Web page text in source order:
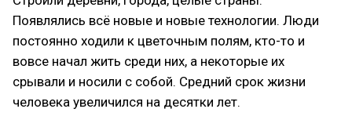
Появлялись всё новые и новые технологии. Люди
постоянно ходили к цветочным полям, кто-то и
вовсе начал жить среди них, а некоторые их
срывали и носили с собой. Средний срок жизни
человека увеличился на десятки лет.